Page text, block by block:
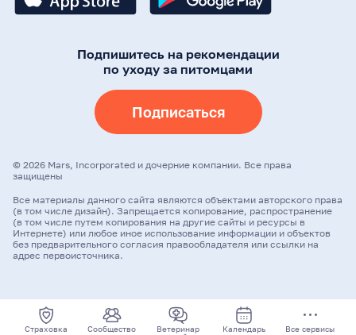
Страховка Сообщество
Ветеринар
Календарь
Все сервисы
Подпишитесь на рекомендации
по уходу за питомцами
Подписаться
© 2026 Mars, Incorporated и дочерние компании. Все права
защищены
Все материалы данного сайта являются объектами авторского права
(в том числе дизайн). Запрещается копирование, распространение
(в том числе путем копирования на другие сайты и ресурсы в
Интернете) или любое иное использование информации и объектов
без предварительного согласия правообладателя или ссылки на
адрес первоисточника.